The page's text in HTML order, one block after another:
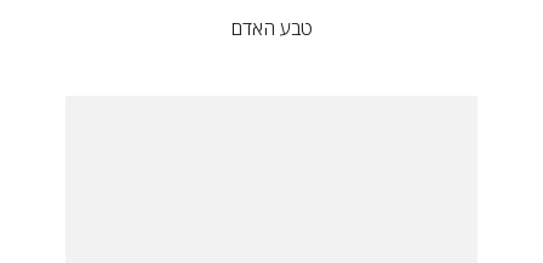
טבע האדם